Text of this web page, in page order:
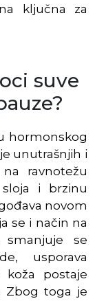
ključna za
suve
hormonskog
unutrašnjih i
ravnotežu
i brzinu
novom
se i način na
se
usporava
koža postaje
Zbog toga je